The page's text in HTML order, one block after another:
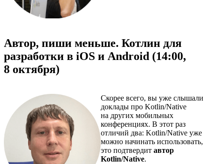
Автор, пиши меньше. Котлин для
разработки в iOS и Android (14:00,
8 октября)
Скорее всего, вы уже слышали
доклады про Kotlin/Native
на других мобильных
конференциях. В этот раз
отличий два: Kotlin/Native уже
можно начинать использовать,
это подтвердит автор
Kotlin/Native.